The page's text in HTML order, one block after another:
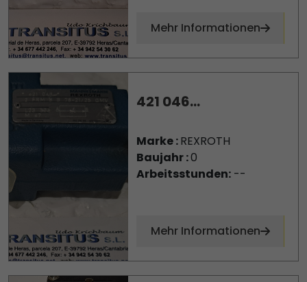
Mehr Informationen
421 046...
Marke :REXROTH
Baujahr :0
Arbeitsstunden:--
Mehr Informationen